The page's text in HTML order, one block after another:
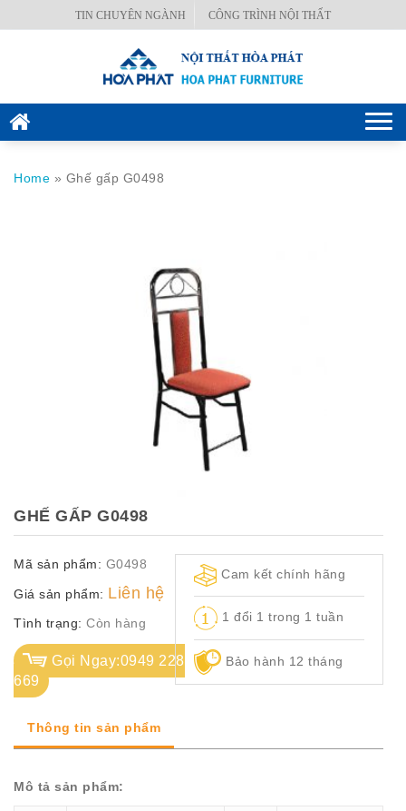
TIN CHUYÊN NGÀNH CÔNG TRÌNH NỘI THẤT
VĂN
MÃ
CH.
SÁCH
Q.
ĐỊNH
Home » Ghế gấp G0498
GHẾ GẤP G0498
Mã sản phẩm: G0498
Giá sản phẩm: Liên hệ
Tình trạng: Còn hàng
Gọi Ngay:0949 228
669
Cam kết chính hãng
1 đổi 1 trong 1 tuần
Bảo hành 12 tháng
Thông tin sản phẩm
Mô tả sản phẩm: